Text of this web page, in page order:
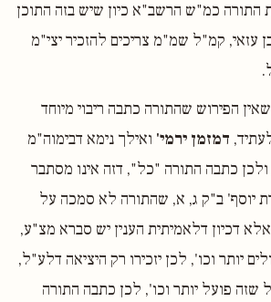
התורה כמ"ש הרשב"א כיון שיש בזה התוכן
עזאי, קמ"ל שמ"מ צריכים להזכיר יצי"מ
הפירוש שהתורה כתבה ריבוי מיוחד
דמזמן ירמי' ואילך נימא דבימוה"מ
ולכן כתבה התורה "כל", דזה אינו מסתבר
יוסף' ב"ק ג, א, שהתורה לא סמכה על
דכיון דלאמיתית הענין יש סברא מצ"ע,
יותר וכו', לכן יזכירו רק היציאה דלע"ל,
פועל יותר וכו', לכן כתבה התורה